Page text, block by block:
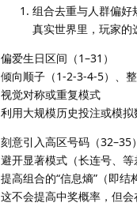
组合去重与人群偏好
真实世界里，玩家的
偏爱生日区间（1–31）
倾向顺子（1-2-3-4-5）、
视觉对称或重复模式
利用大规模历史投注或模
刻意引入高区号码（32–35）
避开显著模式（长连号、等
提高组合的“信息熵”（即结
这不会提高中奖概率，但会